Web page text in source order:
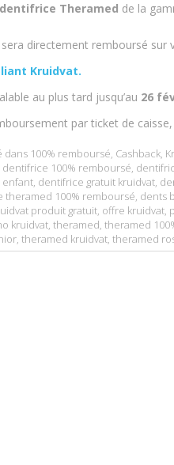
dentifrice Theramed de la
directement remboursé sur
Kruidvat.
au plus tard jusqu’au 26
par ticket de
dans 100% remboursé, Cashback,
dentifrice 100% remboursé,
, dentifrice gratuit kruidvat,
theramed 100% remboursé, dents
produit gratuit, offre kruidvat,
kruidvat, theramed, theramed
, theramed kruidvat, theramed